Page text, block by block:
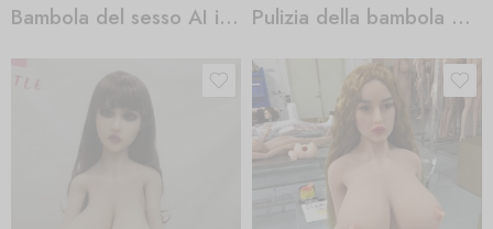
Bambola del sesso AI in azione Pulizia della bambola del sesso